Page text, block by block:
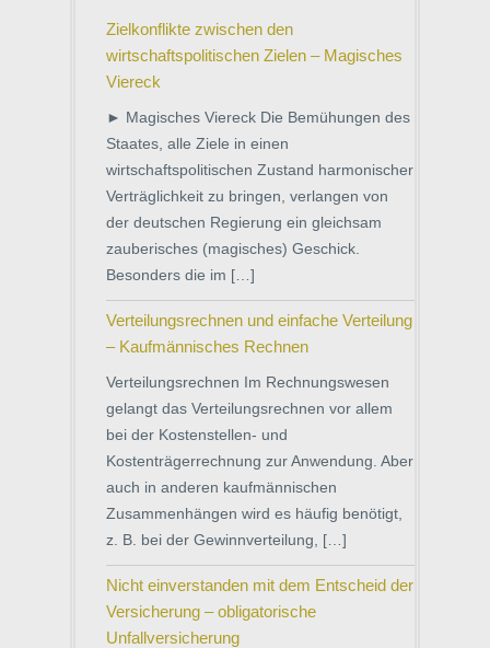
Zielkonflikte zwischen den
wirtschaftspolitischen Zielen – Magisches
Viereck
► Magisches Viereck Die Bemühungen des
Staates, alle Ziele in einen
wirtschaftspolitischen Zustand harmonischer
Verträglichkeit zu bringen, verlangen von
der deutschen Regierung ein gleichsam
zauberisches (magisches) Geschick.
Besonders die im […]
Verteilungsrechnen und einfache Verteilung
– Kaufmännisches Rechnen
Verteilungsrechnen Im Rechnungswesen
gelangt das Verteilungsrechnen vor allem
bei der Kostenstellen- und
Kostenträgerrechnung zur Anwendung. Aber
auch in anderen kaufmännischen
Zusammenhängen wird es häufig benötigt,
z. B. bei der Gewinnverteilung, […]
Nicht einverstanden mit dem Entscheid der
Versicherung – obligatorische
Unfallversicherung